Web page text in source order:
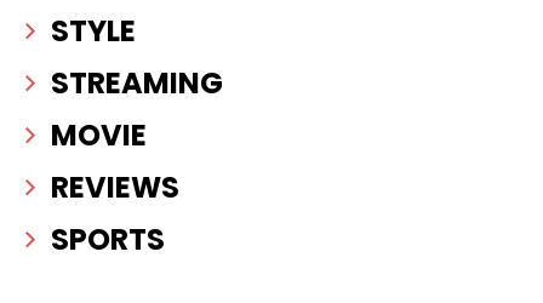
STYLE
STREAMING
MOVIE
REVIEWS
SPORTS